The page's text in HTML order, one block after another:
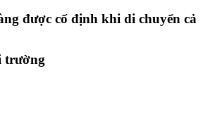
được cố định khi di chuyển cả
trường